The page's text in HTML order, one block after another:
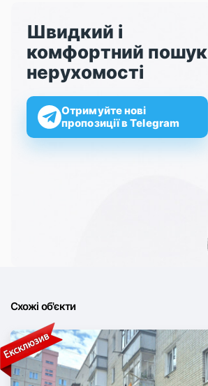
Швидкий і
комфортний пошук
нерухомості
Отримуйте нові
пропозиції в Telegram
Схожі об'єкти